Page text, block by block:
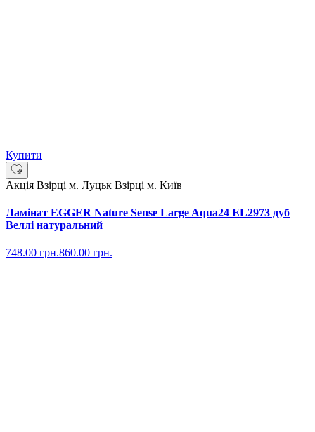
Купити
Акція Взірці м. Луцьк Взірці м. Київ
Ламінат EGGER Nature Sense Large Aqua24 EL2973 дуб
Веллі натуральний
748.00 грн.860.00 грн.